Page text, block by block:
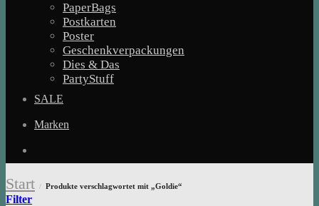
PaperBags
Postkarten
Poster
Geschenkverpackungen
Dies & Das
PartyStuff
SALE
Marken
Start / Produkte verschlagwortet mit „Goldie“
Filter